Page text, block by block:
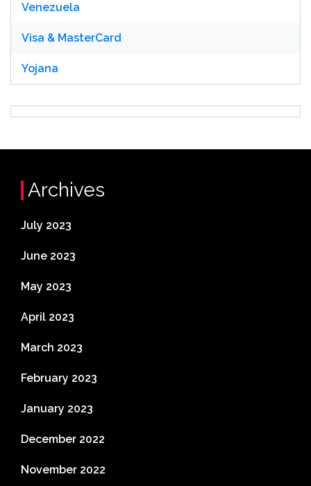
Venezuela
Visa & MasterCard
Yojana
Archives
July 2023
June 2023
May 2023
April 2023
March 2023
February 2023
January 2023
December 2022
November 2022